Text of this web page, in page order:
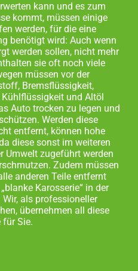
kann und es zum
kommt, müssen einige
werden, für die eine
benötigt wird: Auch wenn
werden sollen, nicht mehr
sie oft noch viele
müssen vor der
Bremsflüssigkeit,
und Altöl
Auto trocken zu legen und
Werden diese
entfernt, können hohe
diese sonst im weiteren
Umwelt zugeführt werden
Zudem müssen
anderen Teile entfernt
Karosserie“ in der
als professioneller
übernehmen all diese
für Sie.